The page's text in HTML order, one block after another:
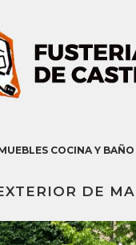
COCINA Y BAÑO
DE